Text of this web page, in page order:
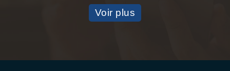
Voir plus